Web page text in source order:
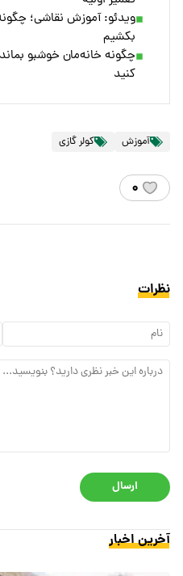
ویدئو: آموزش نقاشی؛
بکشیم
کنید
آموزش کولر گازی
۰
نظرات
ارسال
آخرین اخبار